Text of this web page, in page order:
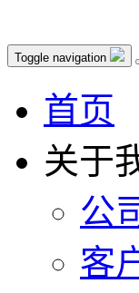
Toggle navigation
首页
关于
公
客